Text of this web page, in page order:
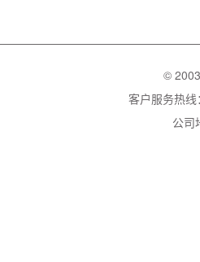
©
客户服务热
公司